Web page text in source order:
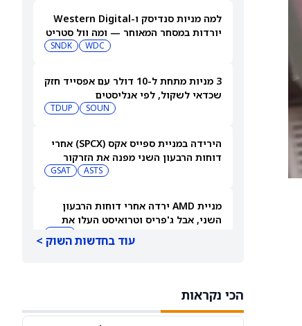
למה מניות סנדיסק ו-Western Digital
יורדות במסחר המאוחר — ומה וול סטריט
WDC
SNDK
3 מניות מתחת ל-10 דולר עם אפסייד חזק
שכדאי לשקול, לפי אנליסטים
SOUN
TDUP
הירידה במניית ספייס אקס (SPCX) אחרי
דוחות הרבעון השני מפנה את הזרקור
לקרנות סל חלל עם חשיפה גבוהה
ASTS
GSAT
מניית AMD ירדה אחרי דוחות הרבעון
השני, אבל ג'פריס וטרואיסט העלו את
עוד בחדשות השוק >
הכי נקראות